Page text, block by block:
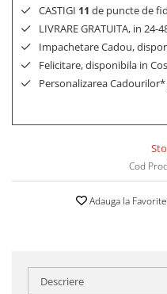
CASTIGI 11 de puncte de
LIVRARE GRATUITA, in
Impachetare Cadou,
Felicitare, disponibila in Cos
Personalizarea
Cod
Adauga la Favorite
Descriere